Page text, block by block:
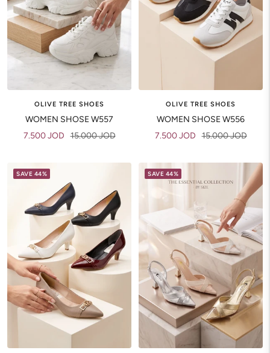
OLIVE TREE SHOES
WOMEN SHOSE W557
Sale
7.500 JOD Regular
15.000 JOD
OLIVE TREE SHOES
WOMEN SHOSE W556
Sale
7.500 JOD Regular
15.000 JOD
SAVE 44% SAVE 44%